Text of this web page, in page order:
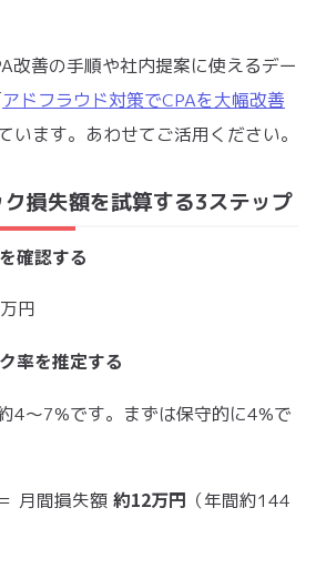
改善の手順や社内提案に使えるデー
アドフラウド対策でCPAを大幅改善
います。あわせてご活用ください。
損失額を試算する3ステップ
確認する
円
率を推定する
4〜7%です。まずは保守的に4%で
月間損失額 約12万円 （年間約144